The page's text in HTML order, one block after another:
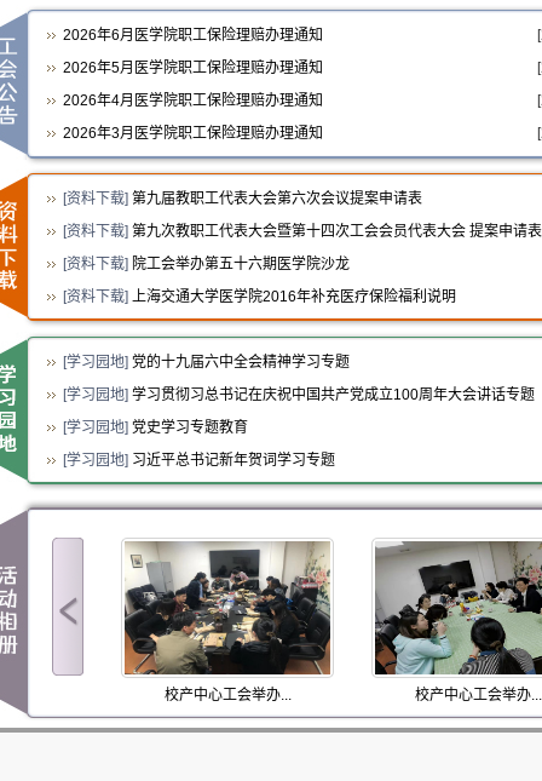
2026年6月医学院职工保险理赔办理通知
2026年5月医学院职工保险理赔办理通知
2026年4月医学院职工保险理赔办理通知
2026年3月医学院职工保险理赔办理通知
[资料下载] 第九届教职工代表大会第六次会议提案申请表
[资料下载] 第九次教职工代表大会暨第十四次工会会员代表大会 提案申请表
[资料下载] 院工会举办第五十六期医学院沙龙
[资料下载] 上海交通大学医学院2016年补充医疗保险福利说明
[学习园地] 党的十九届六中全会精神学习专题
[学习园地] 学习贯彻习总书记在庆祝中国共产党成立100周年大会讲话专题
[学习园地] 党史学习专题教育
[学习园地] 习近平总书记新年贺词学习专题
校产中心工会举办... 校产中心工会举办...